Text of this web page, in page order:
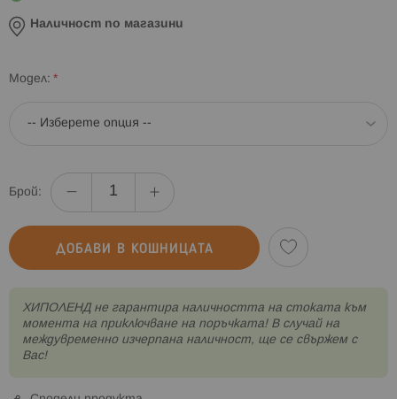
Наличност по магазини
Модел
Брой:
ДОБАВИ В КОШНИЦАТА
XИПОЛЕНД не гарантира наличността на стоката към
момента на приключване на поръчката! В случай на
междувременно изчерпана наличност, ще се свържем с
Вас!